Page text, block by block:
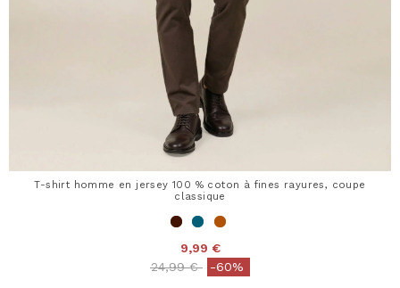
T-shirt homme en jersey 100 % coton à fines rayures, coupe
classique
9,99 €
Price reduced from
24,99 €to-60%